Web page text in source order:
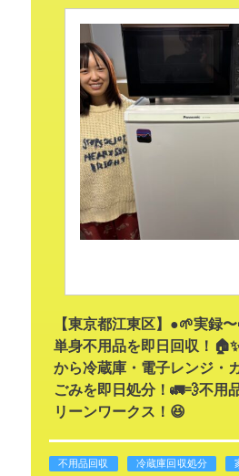
【東京都江東区】●🌱実録
単身不用品を即日回収！
から冷蔵庫・電子レンジ・
ごみを即日処分！🚛💨不用
リーンワークス！😆
不用品回収 冷蔵庫回収処分